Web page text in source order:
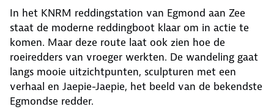
In het KNRM reddingstation van Egmond aan Zee
staat de moderne reddingboot klaar om in actie te
komen. Maar deze route laat ook zien hoe de
roeiredders van vroeger werkten. De wandeling gaat
langs mooie uitzichtpunten, sculpturen met een
verhaal en Jaepie-Jaepie, het beeld van de bekendste
Egmondse redder.